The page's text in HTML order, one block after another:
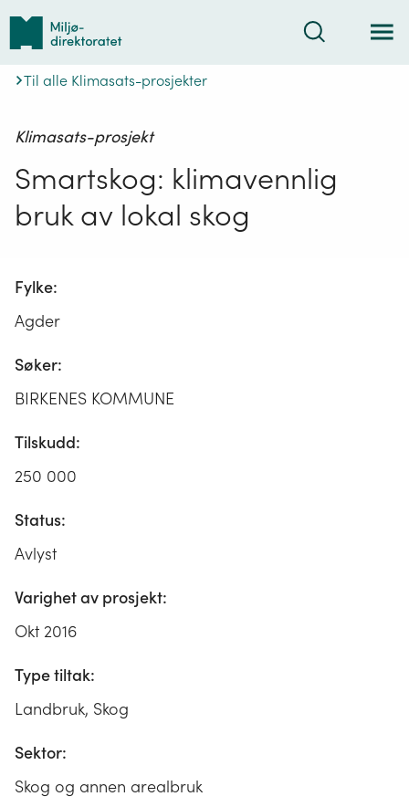
Tilbake
forsiden
Søk
Til alle Klimasats-prosjekter
Klimasats-prosjekt
Smartskog: klimavennlig
bruk av lokal skog
Fylke:
Agder
Søker:
BIRKENES KOMMUNE
Tilskudd:
250 000
Status:
Avlyst
Varighet av prosjekt:
Okt 2016
Type tiltak:
Landbruk, Skog
Sektor:
Skog og annen arealbruk